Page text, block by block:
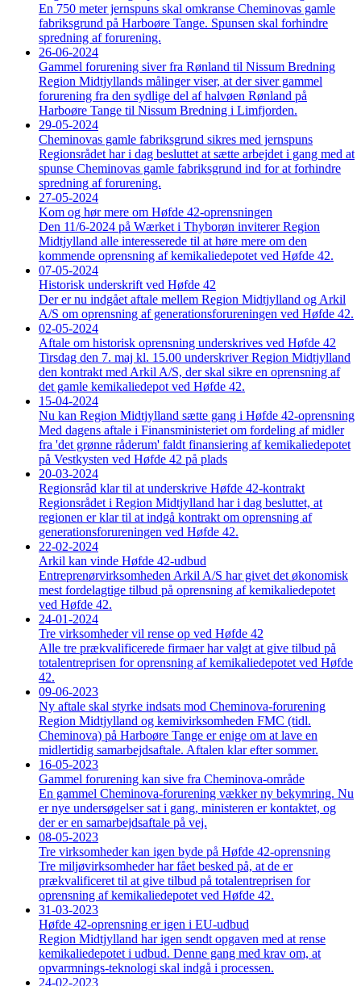
En 750 meter jernspuns skal omkranse Cheminovas gamle
fabriksgrund på Harboøre Tange. Spunsen skal forhindre
spredning af forurening.
26-06-2024
Gammel forurening siver fra Rønland til Nissum Bredning
Region Midtjyllands målinger viser, at der siver gammel
forurening fra den sydlige del af halvøen Rønland på
Harboøre Tange til Nissum Bredning i Limfjorden.
29-05-2024
Cheminovas gamle fabriksgrund sikres med jernspuns
Regionsrådet har i dag besluttet at sætte arbejdet i gang med at
spunse Cheminovas gamle fabriksgrund ind for at forhindre
spredning af forurening.
27-05-2024
Kom og hør mere om Høfde 42-oprensningen
Den 11/6-2024 på Wærket i Thyborøn inviterer Region
Midtjylland alle interesserede til at høre mere om den
kommende oprensning af kemikaliedepotet ved Høfde 42.
07-05-2024
Historisk underskrift ved Høfde 42
Der er nu indgået aftale mellem Region Midtjylland og Arkil
A/S om oprensning af generationsforureningen ved Høfde 42.
02-05-2024
Aftale om historisk oprensning underskrives ved Høfde 42
Tirsdag den 7. maj kl. 15.00 underskriver Region Midtjylland
den kontrakt med Arkil A/S, der skal sikre en oprensning af
det gamle kemikaliedepot ved Høfde 42.
15-04-2024
Nu kan Region Midtjylland sætte gang i Høfde 42-oprensning
Med dagens aftale i Finansministeriet om fordeling af midler
fra 'det grønne råderum' faldt finansiering af kemikaliedepotet
på Vestkysten ved Høfde 42 på plads
20-03-2024
Regionsråd klar til at underskrive Høfde 42-kontrakt
Regionsrådet i Region Midtjylland har i dag besluttet, at
regionen er klar til at indgå kontrakt om oprensning af
generationsforureningen ved Høfde 42.
22-02-2024
Arkil kan vinde Høfde 42-udbud
Entreprenørvirksomheden Arkil A/S har givet det økonomisk
mest fordelagtige tilbud på oprensning af kemikaliedepotet
ved Høfde 42.
24-01-2024
Tre virksomheder vil rense op ved Høfde 42
Alle tre prækvalificerede firmaer har valgt at give tilbud på
totalentreprisen for oprensning af kemikaliedepotet ved Høfde
42.
09-06-2023
Ny aftale skal styrke indsats mod Cheminova-forurening
Region Midtjylland og kemivirksomheden FMC (tidl.
Cheminova) på Harboøre Tange er enige om at lave en
midlertidig samarbejdsaftale. Aftalen klar efter sommer.
16-05-2023
Gammel forurening kan sive fra Cheminova-område
En gammel Cheminova-forurening vækker ny bekymring. Nu
er nye undersøgelser sat i gang, ministeren er kontaktet, og
der er en samarbejdsaftale på vej.
08-05-2023
Tre virksomheder kan igen byde på Høfde 42-oprensning
Tre miljøvirksomheder har fået besked på, at de er
prækvalificeret til at give tilbud på totalentreprisen for
oprensning af kemikaliedepotet ved Høfde 42.
31-03-2023
Høfde 42-oprensning er igen i EU-udbud
Region Midtjylland har igen sendt opgaven med at rense
kemikaliedepotet i udbud. Denne gang med krav om, at
opvarmnings-teknologi skal indgå i processen.
24-02-2023